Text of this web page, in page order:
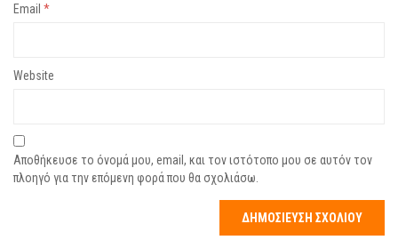
Email *
Website
Αποθήκευσε το όνομά μου, email, και τον ιστότοπο μου σε αυτόν τον
πλοηγό για την επόμενη φορά που θα σχολιάσω.